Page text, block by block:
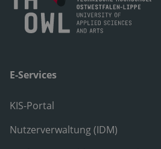
E-Services
KIS-Portal
Nutzerverwaltung (IDM)